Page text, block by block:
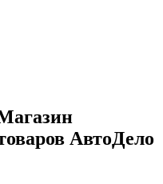
АвтоДело